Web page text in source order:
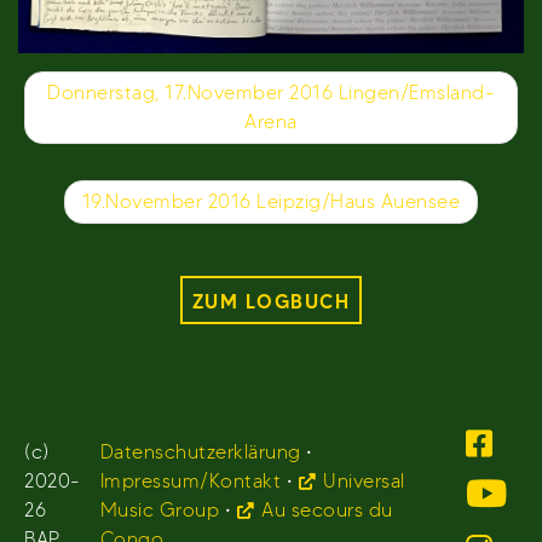
Beitragsnavigation
Donnerstag, 17.November 2016 Lingen/Emsland-
Arena
19.November 2016 Leipzig/Haus Auensee
ZUM LOGBUCH
(c)
2020-
26
Datenschutzerklärung •
Impressum/Kontakt •
Universal
Music Group •
Au secours du